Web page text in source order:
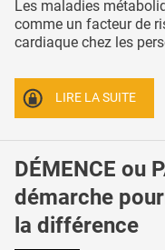
Les maladies
comme un facteur de
cardiaque chez les
LIRE LA SUITE
DÉMENCE ou
démarche
la différence